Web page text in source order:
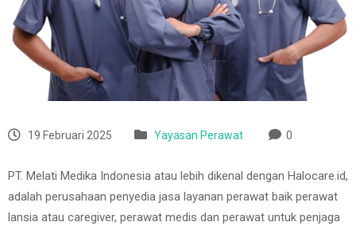
19 Februari 2025 Yayasan Perawat 0
PT. Melati Medika Indonesia atau lebih dikenal dengan Halocare.id,
adalah perusahaan penyedia jasa layanan perawat baik perawat
lansia atau caregiver, perawat medis dan perawat untuk penjaga